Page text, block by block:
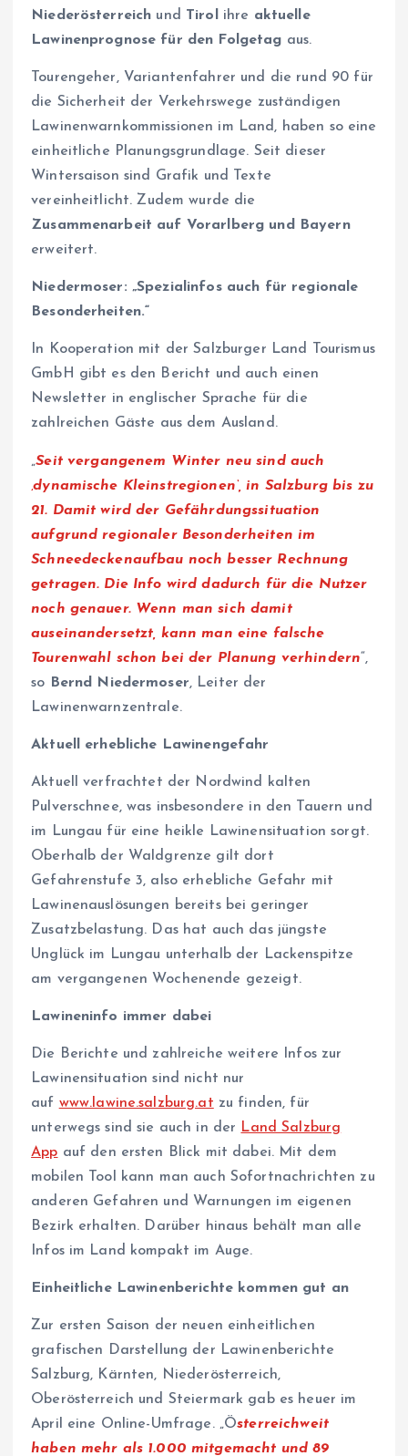
Niederösterreich und Tirolihre aktuelle
Lawinenprognose für den Folgetag aus.
Tourengeher, Variantenfahrer und die rund 90 für
die Sicherheit der Verkehrswege zuständigen
Lawinenwarnkommissionen im Land, haben so eine
einheitliche Planungsgrundlage. Seit dieser
Wintersaison sind Grafik und Texte
vereinheitlicht. Zudem wurde die
Zusammenarbeit auf Vorarlberg und Bayern
erweitert.
Niedermoser: „Spezialinfos auch für regionale
Besonderheiten.“
In Kooperation mit der Salzburger Land Tourismus
GmbH gibt es den Bericht und auch einen
Newsletter in englischer Sprache für die
zahlreichen Gäste aus dem Ausland.
„Seit vergangenem Winter neu sind auch
‚dynamische Kleinstregionen‘, in Salzburg bis zu
21. Damit wird der Gefährdungssituation
aufgrund regionaler Besonderheiten im
Schneedeckenaufbau noch besser Rechnung
getragen. Die Info wird dadurch für die Nutzer
noch genauer. Wenn man sich damit
auseinandersetzt, kann man eine falsche
Tourenwahl schon bei der Planung verhindern“,
so
Bernd Niedermoser, Leiter der
Lawinenwarnzentrale.
Aktuell erhebliche Lawinengefahr
Aktuell verfrachtet der Nordwind kalten
Pulverschnee, was insbesondere in den Tauern und
im Lungau für eine heikle Lawinensituation sorgt.
Oberhalb der Waldgrenze gilt dort
Gefahrenstufe 3, also erhebliche Gefahr mit
Lawinenauslösungen bereits bei geringer
Zusatzbelastung. Das hat auch das jüngste
Unglück im Lungau unterhalb der Lackenspitze
am vergangenen Wochenende gezeigt.
Lawineninfo immer dabei
Die Berichte und zahlreiche weitere Infos zur
Lawinensituation sind nicht nur
auf www.lawine.salzburg.at zu finden, für
unterwegs sind sie auch in der Land Salzburg
App auf den ersten Blick mit dabei. Mit dem
mobilen Tool kann man auch Sofortnachrichten zu
anderen Gefahren und Warnungen im eigenen
Bezirk erhalten. Darüber hinaus behält man alle
Infos im Land kompakt im Auge.
Einheitliche Lawinenberichte kommen gut an
Zur ersten Saison der neuen einheitlichen
grafischen Darstellung der Lawinenberichte
Salzburg, Kärnten, Niederösterreich,
Oberösterreich und Steiermark gab es heuer im
April eine Online-Umfrage. „Österreichweit
haben mehr als 1.000 mitgemacht und 89